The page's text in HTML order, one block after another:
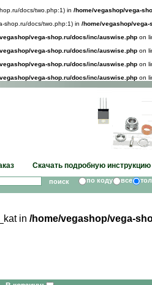
docs/two.php:1) in /home/vegashop/vega-
shop.ru/docs/two.php:1) in /home/vegashop/
vega-shop.ru/docs/inc/auswise.php on
vega-shop.ru/docs/inc/auswise.php on
vega-shop.ru/docs/inc/auswise.php on
vega-shop.ru/docs/inc/auswise.php on
Скачать подробную инструкцию
по коду все
in /home/vegashop/vega-